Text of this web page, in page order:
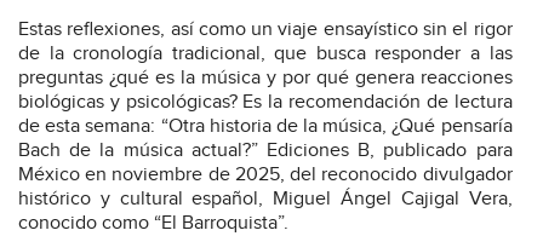
Estas reflexiones, así como un viaje ensayístico sin el rigor
de la cronología tradicional, que busca responder a las
preguntas ¿qué es la música y por qué genera reacciones
biológicas y psicológicas? Es la recomendación de lectura
de esta semana: “Otra historia de la música, ¿Qué pensaría
Bach de la música actual?” Ediciones B, publicado para
México en noviembre de 2025, del reconocido divulgador
histórico y cultural español, Miguel Ángel Cajigal Vera,
conocido como “El Barroquista”.